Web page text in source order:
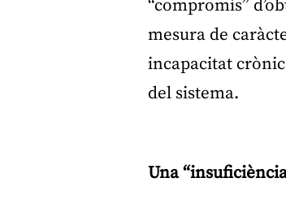
“compromís”
mesura de
incapacitat
del sistema.
Una